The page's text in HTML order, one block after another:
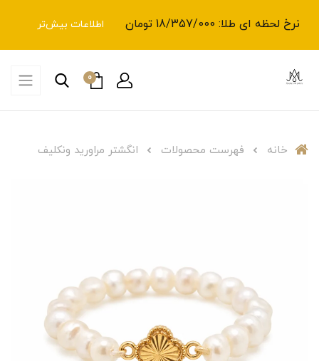
نرخ لحظه ای طلا: 18/357/000 تومان اطلاعات بیش‌تر
0
خانه فهرست محصولات انگشتر مراورید ونکلیف